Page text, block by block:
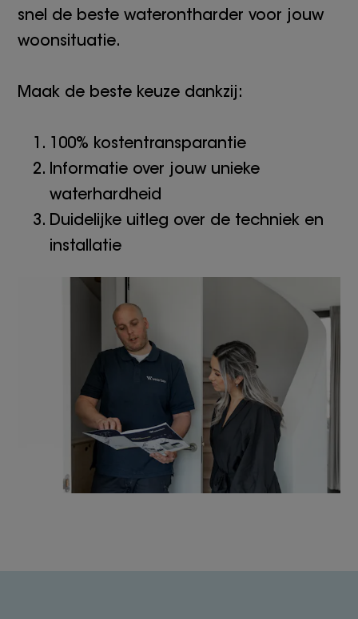
snel de beste waterontharder voor jouw
woonsituatie.
Maak de beste keuze dankzij:
100% kostentransparantie
Informatie over jouw unieke
waterhardheid
Duidelijke uitleg over de techniek en
installatie